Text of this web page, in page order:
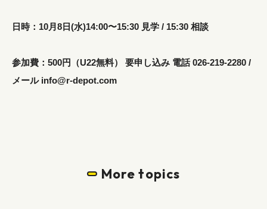
日時：10月8日(水)14:00〜15:30 見学 / 15:30 相談
参加費：500円（U22無料） 要申し込み 電話 026-219-2280 /
メール info@r-depot.com
More topics